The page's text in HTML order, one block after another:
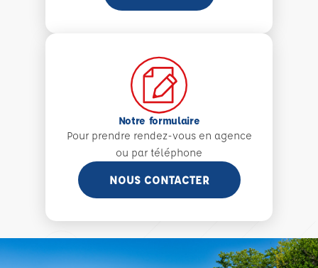
Notre formulaire
Pour prendre rendez-vous en agence
ou par téléphone
NOUS CONTACTER